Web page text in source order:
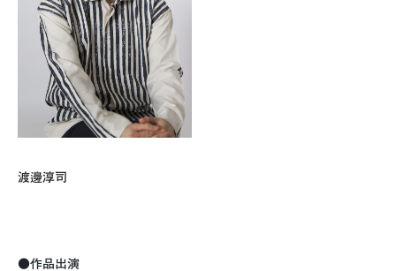
渡邊淳司
●作品出演